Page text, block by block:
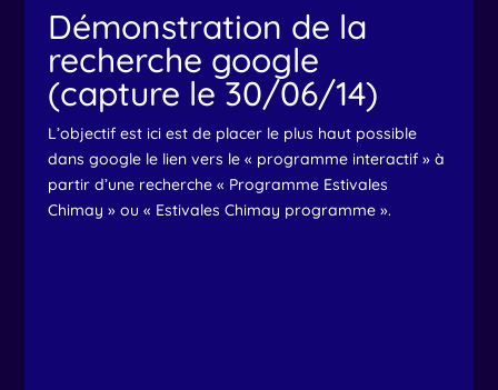
Démonstration de la
recherche google
(capture le 30/06/14)
L’objectif est ici est de placer le plus haut possible
dans google le lien vers le « programme interactif » à
partir d’une recherche « Programme Estivales
Chimay » ou « Estivales Chimay programme ».